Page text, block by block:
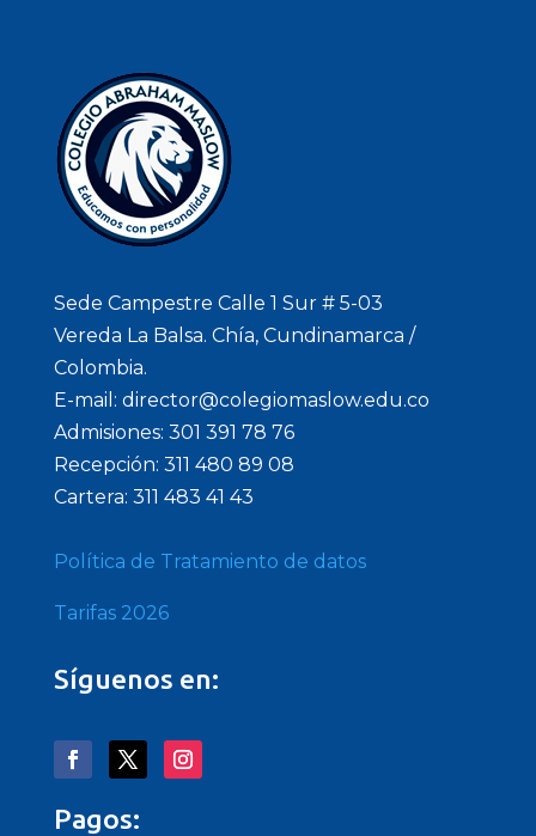
Sede Campestre Calle 1 Sur # 5-03
Vereda La Balsa. Chía, Cundinamarca /
Colombia.
E-mail: director@colegiomaslow.edu.co
Admisiones: 301 391 78 76
Recepción: 311 480 89 08
Cartera: 311 483 41 43
Política de Tratamiento de datos
Tarifas 2026
Síguenos en:
Pagos: